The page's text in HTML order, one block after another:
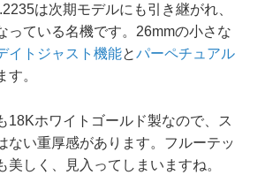
は次期モデルにも引き継がれ、
っている名機です。26mmの小さな
イトジャスト機能とパーペチュアル
す。
18Kホワイトゴールド製なので、ス
ない重厚感があります。フルーテッ
美しく、見入ってしまいますね。